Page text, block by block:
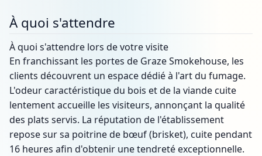
À quoi s'attendre
À quoi s'attendre lors de votre visite
En franchissant les portes de Graze Smokehouse, les
clients découvrent un espace dédié à l'art du fumage.
L'odeur caractéristique du bois et de la viande cuite
lentement accueille les visiteurs, annonçant la qualité
des plats servis. La réputation de l'établissement
repose sur sa poitrine de bœuf (brisket), cuite pendant
16 heures afin d'obtenir une tendreté exceptionnelle.